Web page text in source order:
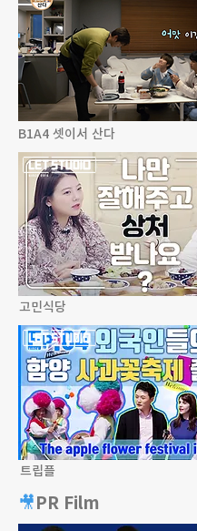
B1A4 셋이서 산다
고민식당
트립플
🎥PR Film